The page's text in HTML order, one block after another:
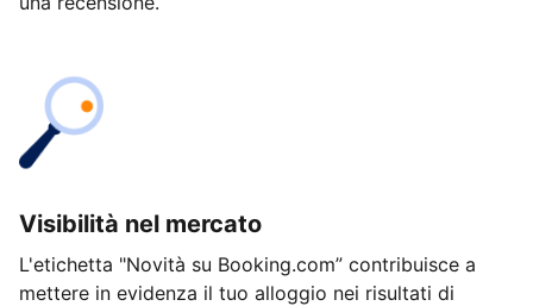
Visibilità nel mercato
L'etichetta "Novità su Booking.com” contribuisce a
mettere in evidenza il tuo alloggio nei risultati di